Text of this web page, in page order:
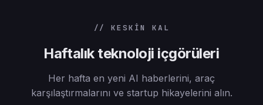
// KESKIN KAL
Haftalık teknoloji içgörüleri
Her hafta en yeni AI haberlerini, araç
karşılaştırmalarını ve startup hikayelerini alın.